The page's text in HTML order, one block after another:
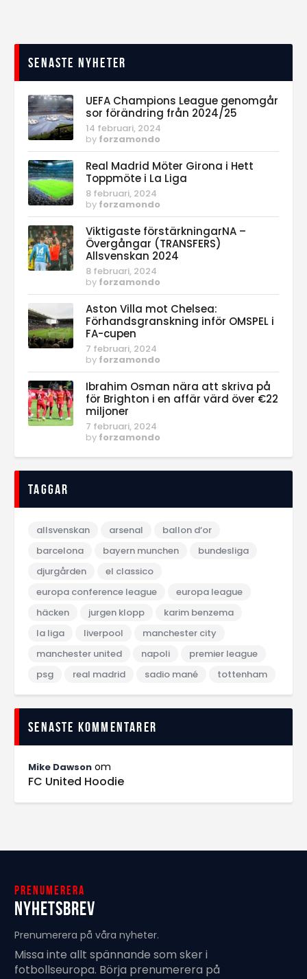
Senaste nyheter
UEFA Champions League genomgår
sor förändring från 2024/25
14 februari, 2024
by forzamondo
Real Madrid Möter Girona i Hett
Toppmöte i La Liga
8 februari, 2024
by forzamondo
Viktigaste förstärkningarNA –
Övergångar (TRANSFERS)
Allsvenskan 2024
8 februari, 2024
by forzamondo
Aston Villa mot Chelsea:
Förhandsgranskning inför OMSPEL i
FA-cupen
7 februari, 2024
by forzamondo
Ibrahim Osman nära att skriva på
för Brighton i en affär värd över €22
miljoner
7 februari, 2024
by forzamondo
Taggar
allsvenskan arsenal
ballon d‘or
barcelona
bayern munchen
bundesliga
djurgården
el classico
europa conference league
europa league
häcken
jurgen klopp
karim benzema
la liga
liverpool
manchester city
manchester united
napoli
premier league
psg
real madrid sadio mané tottenham
Senaste kommentarer
Mike Dawson om
FC United Hoodie
Prenumerera
Nyhetsbrev
Prenumerera på våra nyheter.
Missa inte allt spännande som sker i
fotbollseuropa. Börja prenumerera på